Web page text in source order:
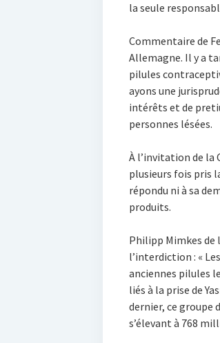
la seule
Commentaire de
Allemagne. Il y a
pilules
ayons une
intérêts et de
personnes lésées.
À l’invitation de la
plusieurs fois pris
répondu ni à sa
produits.
Philipp Mimkes de
l’interdiction : «
anciennes pilules
liés à la prise de
dernier, ce groupe
s’élevant à 768